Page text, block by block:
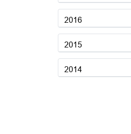
2016
2015
2014